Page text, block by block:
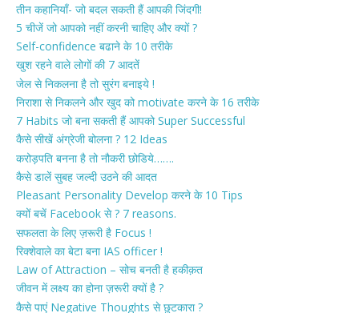
तीन कहानियाँ- जो बदल सकती हैं आपकी जिंदगी!
5 चीजें जो आपको नहीं करनी चाहिए और क्यों ?
Self-confidence बढाने के 10 तरीके
खुश रहने वाले लोगों की 7 आदतें
जेल से निकलना है तो सुरंग बनाइये !
निराशा से निकलने और खुद को motivate करने के 16 तरीके
7 Habits जो बना सकती हैं आपको Super Successful
कैसे सीखें अंग्रेजी बोलना ? 12 Ideas
करोड़पति बनना है तो नौकरी छोडिये…….
कैसे डालें सुबह जल्दी उठने की आदत
Pleasant Personality Develop करने के 10 Tips
क्यों बचें Facebook से ? 7 reasons.
सफलता के लिए ज़रूरी है Focus !
रिक्शेवाले का बेटा बना IAS officer !
Law of Attraction – सोच बनती है हकीक़त
जीवन में लक्ष्य का होना ज़रूरी क्यों है ?
कैसे पाएं Negative Thoughts से छुटकारा ?